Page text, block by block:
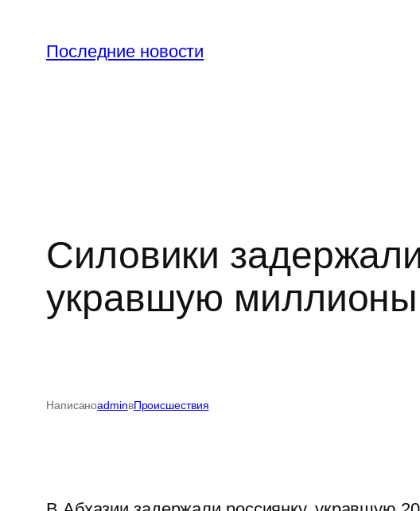
содержимому
Последние новости
Силовики
укравшую
НаписаноadminвПроисшествия